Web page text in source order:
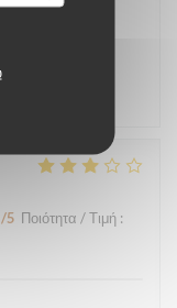
simple et
pour
/5 Ποιότητα / Τιμή :